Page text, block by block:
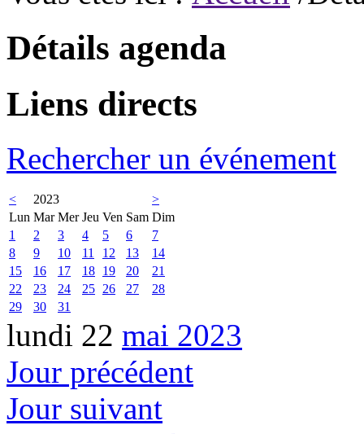
Détails agenda
Liens directs
Rechercher un événement
< 2023
>
Lun Mar Mer Jeu Ven Sam Dim
1
2 3 4 5 6
7
8
9 10 11 12 13
14
15
16 17 18 19 20
21
22
23 24 25 26 27
28
29
30 31
lundi 22 mai 2023
Jour précédent
Jour suivant